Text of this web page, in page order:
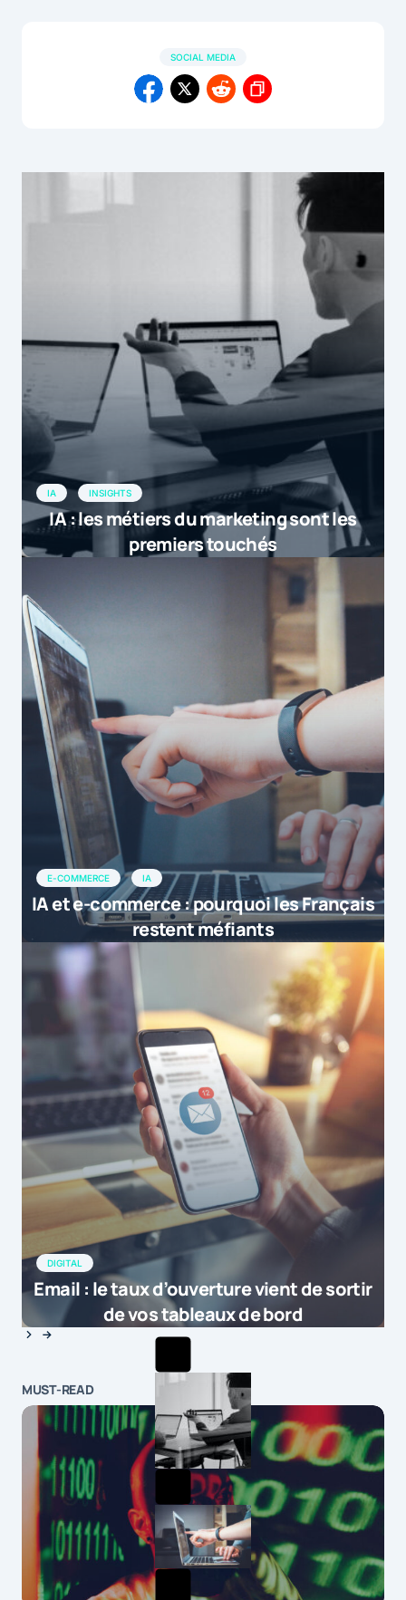
SOCIAL MEDIA
IA INSIGHTS
IA : les métiers du marketing sont les
premiers touchés
E-COMMERCE IA
IA et e-commerce : pourquoi les Français
restent méfiants
DIGITAL
Email : le taux d’ouverture vient de sortir
de vos tableaux de bord
MUST-READ